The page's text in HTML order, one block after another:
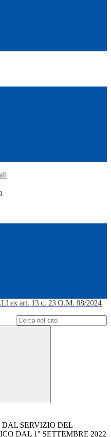
ex art. 13 c. 23 O.M. 88/2024
DAL SERVIZIO DEL
DAL 1° SETTEMBRE 2022